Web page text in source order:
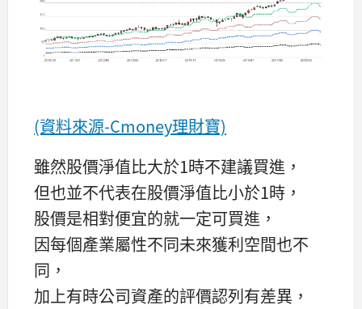
(資料來源-Cmoney理財寶)
雖然股價淨值比大於1時不建議買進，
但也並不代表在股價淨值比小於1時，
股價是相對便宜的就一定可買進，
因每個產業屬性不同未來獲利空間也不
同，
加上有時公司資產的評價認列有差異，